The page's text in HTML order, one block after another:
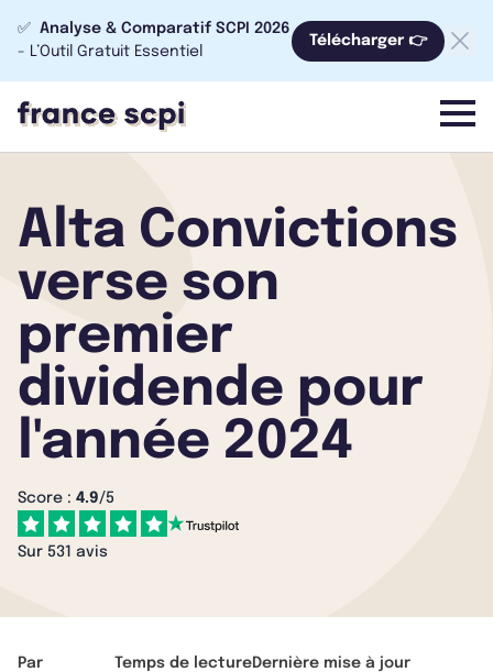
✅ Analyse & Comparatif SCPI 2026
- L’Outil Gratuit Essentiel
Télécharger 👉
menu
Alta Convictions
verse son
premier
dividende pour
l'année 2024
Score : 4.9/5
Sur 531 avis
Par Temps de lectureDernière mise à jour